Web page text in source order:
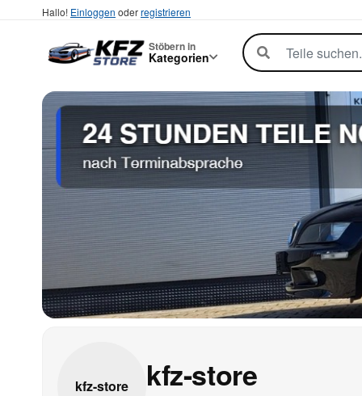
Hallo! Einloggen oderregistrieren
Stöbern in
Kategorien
kfz-store kfz-store